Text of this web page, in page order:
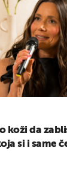
koži da
si i same